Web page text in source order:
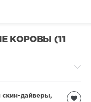
КОРОВЫ (11
скин-дайверы,